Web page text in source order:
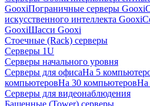
GooxiПограничные серверы Gooxi
искусственного интеллекта Gooxi
GooxiШасси Gooxi
Стоечные (Rack) серверы
Серверы 1U
Серверы начального уровня
Серверы для офисаНа 5
компьютеровНа 30 компьютеровНа
Серверы для видеонаблюдения
Башенные (Tower) серверы